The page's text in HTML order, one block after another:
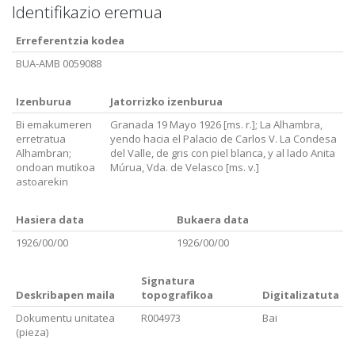
Identifikazio eremua
Erreferentzia kodea
BUA-AMB 0059088
Izenburua
Jatorrizko izenburua
Bi emakumeren
erretratua
Alhambran;
ondoan mutikoa
astoarekin
Granada 19 Mayo 1926 [ms. r.]; La Alhambra,
yendo hacia el Palacio de Carlos V. La Condesa
del Valle, de gris con piel blanca, y al lado Anita
Múrua, Vda. de Velasco [ms. v.]
Hasiera data
Bukaera data
1926/00/00
1926/00/00
Deskribapen maila
Signatura
topografikoa
Digitalizatuta
Dokumentu unitatea
(pieza)
R004973 Bai